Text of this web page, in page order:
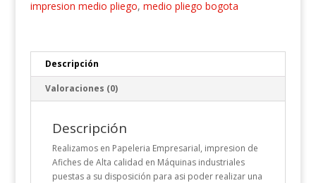
impresion medio pliego, medio pliego bogota
Descripción
Valoraciones (0)
Descripción
Realizamos en Papeleria Empresarial, impresion de
Afiches de Alta calidad en Máquinas industriales
puestas a su disposición para asi poder realizar una